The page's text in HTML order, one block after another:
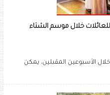
خلال موسم الشتاء
الأسبوعين المقبلين، يمكن